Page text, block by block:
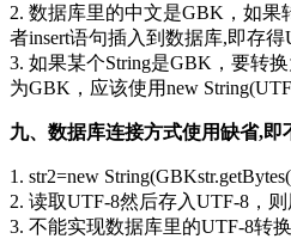
2. 数据库里的中文是GBK，如果
者insert语句插入到数据库,即存得
3. 如果某个String是GBK，要转换
为GBK，应该使用new
九、数据库连接方式使用缺省,即
1. str2=new
2. 读取UTF-8然后存入UTF-8，则
3. 不能实现数据库里的UTF-8转换